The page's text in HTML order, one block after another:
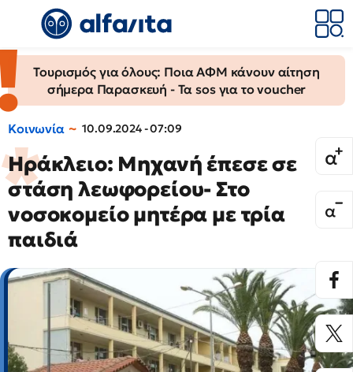
Τουρισμός για όλους: Ποια ΑΦΜ κάνουν αίτηση
σήμερα Παρασκευή - Τα sos για το voucher
Κοινωνία 10.09.2024 - 07:09
Ηράκλειο: Μηχανή έπεσε σε
στάση λεωφορείου- Στο
νοσοκομείο μητέρα με τρία
παιδιά